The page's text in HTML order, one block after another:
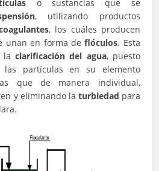
o sustancias que se
, utilizando productos
, los cuáles producen
unan en forma deflóculos. Esta
la clarificación del agua, puesto
partículas en su elemento
que de manera individual,
y eliminando la turbiedad para